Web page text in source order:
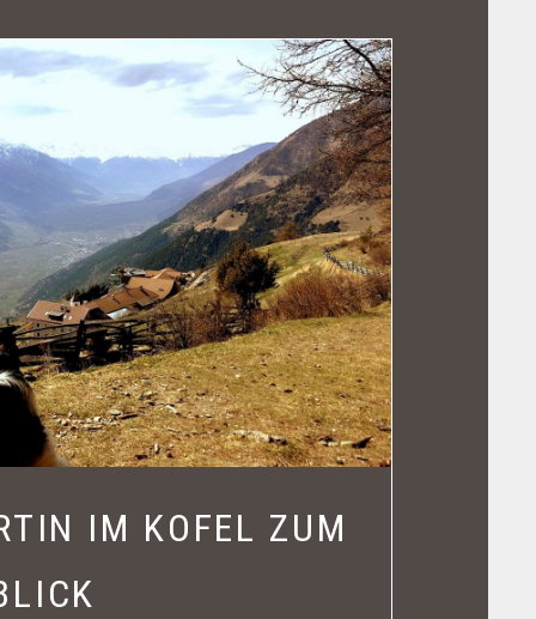
IM KOFEL ZUM